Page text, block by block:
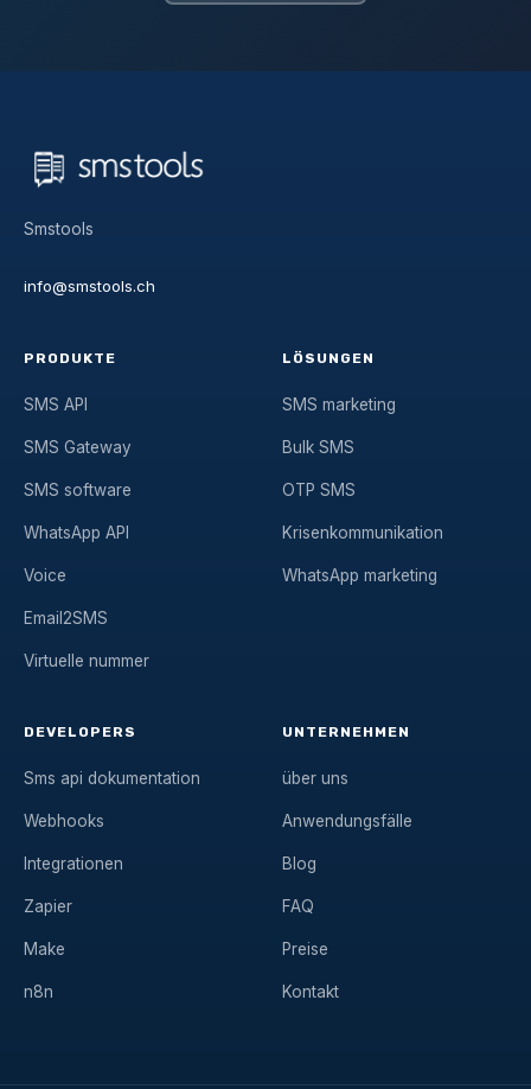
Smstools
info@smstools.ch
PRODUKTE
SMS API
SMS Gateway
SMS software
WhatsApp API
Voice
Email2SMS
Virtuelle nummer
LÖSUNGEN
SMS marketing
Bulk SMS
OTP SMS
Krisenkommunikation
WhatsApp marketing
DEVELOPERS
Sms api dokumentation
Webhooks
Integrationen
Zapier
Make
n8n
UNTERNEHMEN
über uns
Anwendungsfälle
Blog
FAQ
Preise
Kontakt